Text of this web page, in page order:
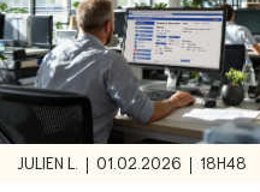
JULIEN L. | 01.02.2026 | 18H48